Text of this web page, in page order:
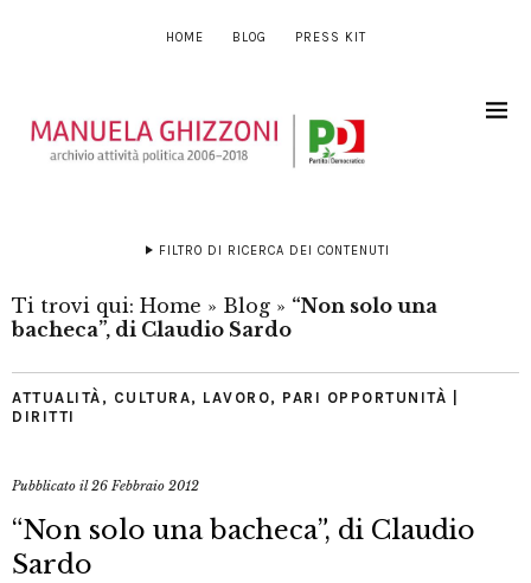
HOME BLOG PRESS KIT
FILTRO DI RICERCA DEI CONTENUTI
Ti trovi qui: Home » Blog » “Non solo una
bacheca”, di Claudio Sardo
ATTUALITÀ , CULTURA, LAVORO, PARI OPPORTUNITÀ |
DIRITTI
Pubblicato il26 Febbraio 2012
“Non solo una bacheca”, di Claudio
Sardo